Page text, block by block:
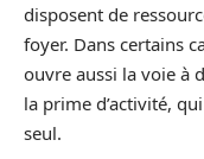
disposent de
foyer. Dans certains
ouvre aussi la voie à
la prime d’activité,
seul.